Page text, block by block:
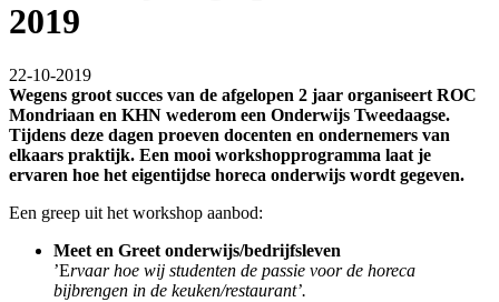
2019
22-10-2019
Wegens groot succes van de afgelopen 2 jaar organiseert ROC
Mondriaan en KHN wederom een Onderwijs Tweedaagse.
Tijdens deze dagen proeven docenten en ondernemers van
elkaars praktijk. Een mooi workshopprogramma laat je
ervaren hoe het eigentijdse horeca onderwijs wordt gegeven.
Een greep uit het workshop aanbod:
Meet en Greet onderwijs/bedrijfsleven
’Ervaar hoe wij studenten de passie voor de horeca
bijbrengen in de keuken/restaurant’.